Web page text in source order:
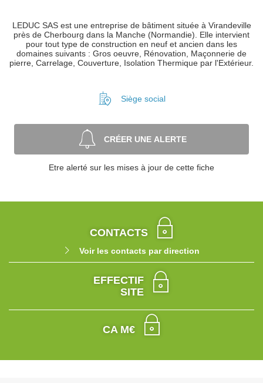
LEDUC SAS est une entreprise de bâtiment située à Virandeville
près de Cherbourg dans la Manche (Normandie). Elle intervient
pour tout type de construction en neuf et ancien dans les
domaines suivants : Gros oeuvre, Rénovation, Maçonnerie de
pierre, Carrelage, Couverture, Isolation Thermique par l'Extérieur.
Siège social
CRÉER UNE ALERTE
Etre alerté sur les mises à jour de cette fiche
CONTACTS
Voir les contacts par direction
EFFECTIF
SITE
CA M€